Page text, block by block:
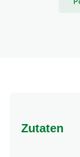
Zutaten